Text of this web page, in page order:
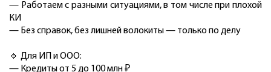
— Работаем с разными ситуациями, в том числе при плохой
КИ
— Без справок, без лишней волокиты — только по делу
🔹 Для ИП и ООО:
— Кредиты от 5 до 100 млн ₽